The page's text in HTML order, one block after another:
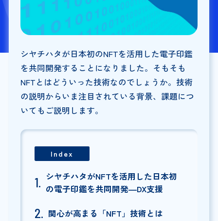
シヤチハタが日本初のNFTを活用した電子印鑑
を共同開発することになりました。そもそも
NFTとはどういった技術なのでしょうか。技術
の説明からいま注目されている背景、課題につ
いてもご説明します。
Index
シヤチハタがNFTを活用した日本初
の電子印鑑を共同開発―DX支援
関心が高まる「NFT」技術とは